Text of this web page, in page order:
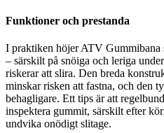
Funktioner och prestanda
I praktiken höjer ATV Gummibana
– särskilt på snöiga och leriga
riskerar att slira. Den breda
minskar risken att fastna, och den
behagligare. Ett tips är att
inspektera gummit, särskilt efter
undvika onödigt slitage.